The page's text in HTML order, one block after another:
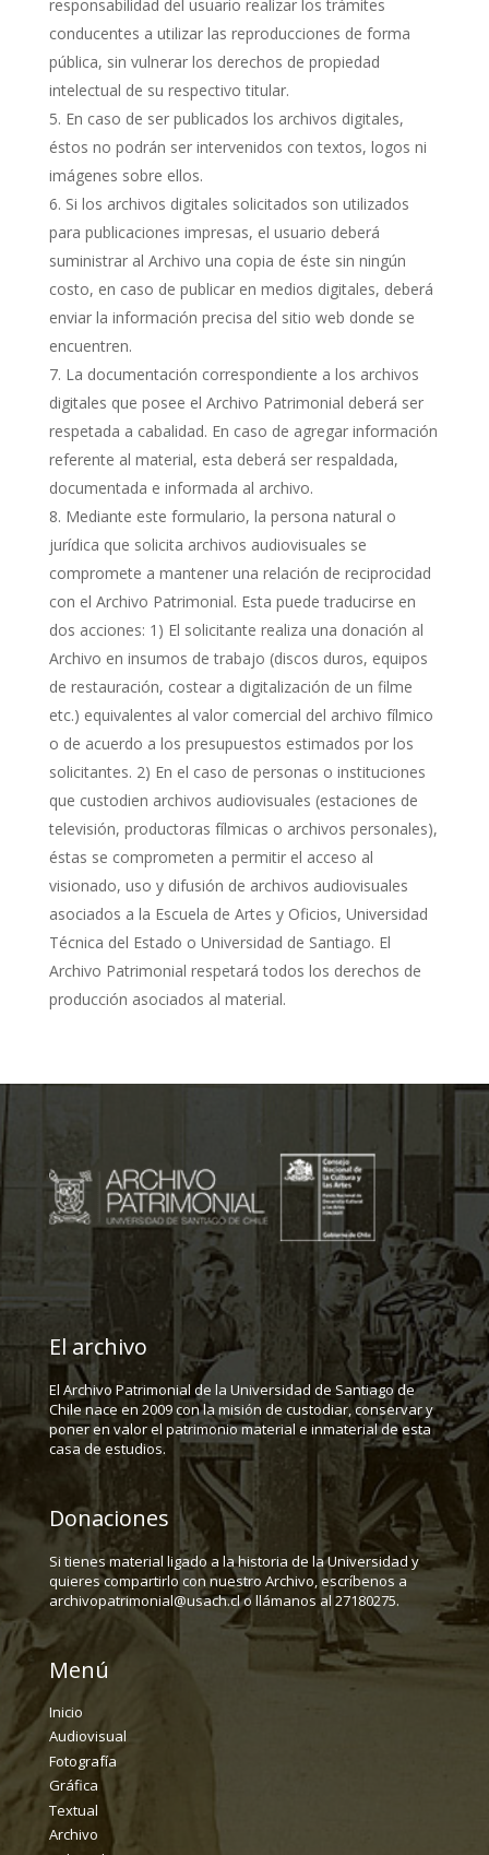
responsabilidad del usuario realizar los trámites
conducentes a utilizar las reproducciones de forma
pública, sin vulnerar los derechos de propiedad
intelectual de su respectivo titular.
En caso de ser publicados los archivos digitales,
éstos no podrán ser intervenidos con textos, logos ni
imágenes sobre ellos.
Si los archivos digitales solicitados son utilizados
para publicaciones impresas, el usuario deberá
suministrar al Archivo una copia de éste sin ningún
costo, en caso de publicar en medios digitales, deberá
enviar la información precisa del sitio web donde se
encuentren.
La documentación correspondiente a los archivos
digitales que posee el Archivo Patrimonial deberá ser
respetada a cabalidad. En caso de agregar información
referente al material, esta deberá ser respaldada,
documentada e informada al archivo.
Mediante este formulario, la persona natural o
jurídica que solicita archivos audiovisuales se
compromete a mantener una relación de reciprocidad
con el Archivo Patrimonial. Esta puede traducirse en
dos acciones: 1) El solicitante realiza una donación al
Archivo en insumos de trabajo (discos duros, equipos
de restauración, costear a digitalización de un filme
etc.) equivalentes al valor comercial del archivo fílmico
o de acuerdo a los presupuestos estimados por los
solicitantes. 2) En el caso de personas o instituciones
que custodien archivos audiovisuales (estaciones de
televisión, productoras fílmicas o archivos personales),
éstas se comprometen a permitir el acceso al
visionado, uso y difusión de archivos audiovisuales
asociados a la Escuela de Artes y Oficios, Universidad
Técnica del Estado o Universidad de Santiago. El
Archivo Patrimonial respetará todos los derechos de
producción asociados al material.
El archivo
El Archivo Patrimonial de la Universidad de Santiago de
Chile nace en 2009 con la misión de custodiar, conservar y
poner en valor el patrimonio material e inmaterial de esta
casa de estudios.
Donaciones
Si tienes material ligado a la historia de la Universidad y
quieres compartirlo con nuestro Archivo, escríbenos a
archivopatrimonial@usach.cl o llámanos al 27180275.
Menú
Inicio
Audiovisual
Fotografía
Gráfica
Textual
Archivo